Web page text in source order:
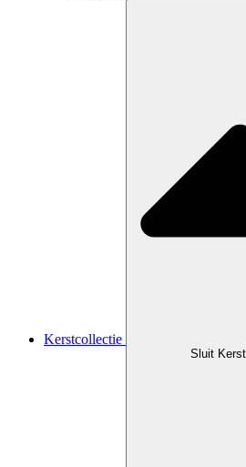
Kerstcollectie
Sluit